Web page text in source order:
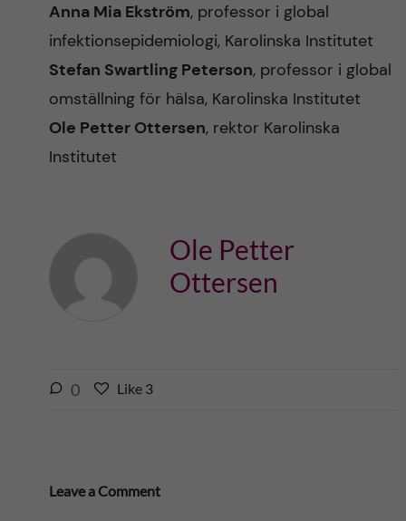
Anna Mia Ekström, professor i global
infektionsepidemiologi, Karolinska Institutet
Stefan Swartling Peterson, professor i global
omställning för hälsa, Karolinska Institutet
Ole Petter Ottersen, rektor Karolinska
Institutet
Ole Petter
Ottersen
0
L
h
Like 3l
t
Leave a Comment